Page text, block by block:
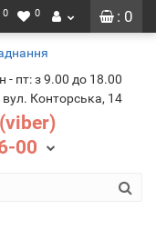
: 0
0 0
- пт: з 9.00 до 18.00
вул. Конторська, 14
00